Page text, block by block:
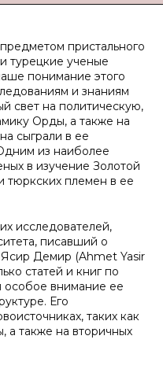
пристального
турецкие ученые
понимание этого
и знаниям
свет на политическую,
Орды, а также на
сыграли в ее
из наиболее
в изучение Золотой
тюркских племен в ее
исследователей,
писавший о
Демир (Ahmet Yasir
статей и книг по
особое внимание ее
Его
таких как
а также на вторичных